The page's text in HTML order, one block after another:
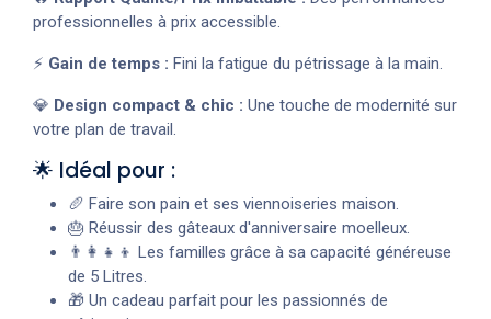
professionnelles à prix accessible.
⚡ Gain de temps : Fini la fatigue du pétrissage à la main.
💎 Design compact & chic : Une touche de modernité sur
votre plan de travail.
🌟 Idéal pour :
🥖 Faire son pain et ses viennoiseries maison.
🎂 Réussir des gâteaux d'anniversaire moelleux.
👨‍👩‍👧‍👦 Les familles grâce à sa capacité généreuse
de 5 Litres.
🎁 Un cadeau parfait pour les passionnés de